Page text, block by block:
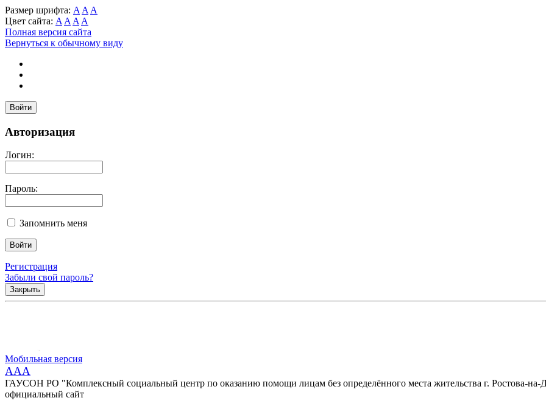
Размер шрифта: A A A
Цвет сайта: A A A A
Полная версия сайта
Вернуться к обычному виду
Войти
Авторизация
Логин:
Пароль:
Запомнить меня
Регистрация
Забыли свой пароль?
Закрыть
Мобильная версия
AAA
ГАУСОН РО "Комплексный социальный центр по оказанию помощи лицам без определённого места жительства г. Ростова-на-
официальный сайт